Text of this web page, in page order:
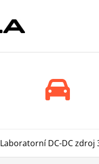
Laboratorní DC-DC